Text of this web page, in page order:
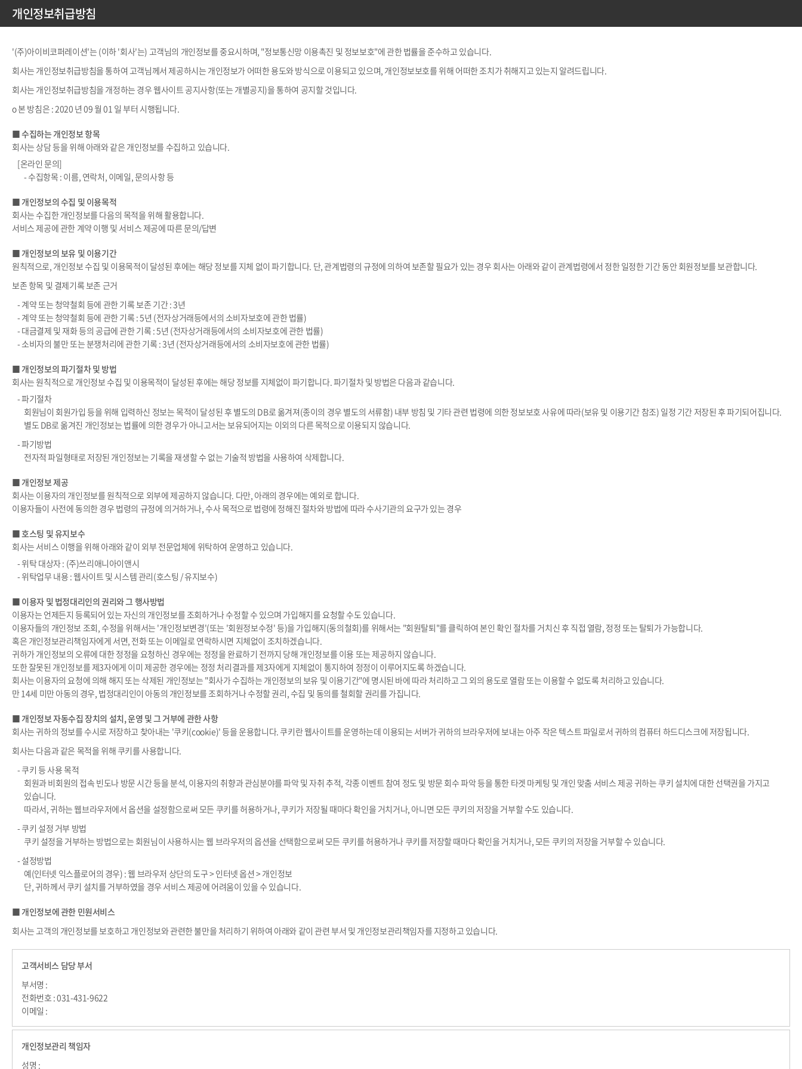
개인정보취급방침
'(주)아이비코퍼레이션'는 (이하 '회사'는) 고객님의 개인정보를 중요시하며, "정보통신망 이용촉진 및 정보보호"에 관한 법률을 준수하고 있습니다.
회사는 개인정보취급방침을 통하여 고객님께서 제공하시는 개인정보가 어떠한 용도와 방식으로 이용되고 있으며, 개인정보보호를 위해 어떠한 조치가 취해지고 있는지 알려드립니다.
회사는 개인정보취급방침을 개정하는 경우 웹사이트 공지사항(또는 개별공지)을 통하여 공지할 것입니다.
ο 본 방침은 : 2020 년 09 월 01 일 부터 시행됩니다.
■ 수집하는 개인정보 항목
회사는 상담 등을 위해 아래와 같은 개인정보를 수집하고 있습니다.
[온라인 문의]
- 수집항목 : 이름, 연락처, 이메일, 문의사항 등
■ 개인정보의 수집 및 이용목적
회사는 수집한 개인정보를 다음의 목적을 위해 활용합니다.
서비스 제공에 관한 계약 이행 및 서비스 제공에 따른 문의/답변
■ 개인정보의 보유 및 이용기간
원칙적으로, 개인정보 수집 및 이용목적이 달성된 후에는 해당 정보를 지체 없이 파기합니다. 단, 관계법령의 규정에 의하여 보존할 필요가 있는 경우 회사는 아래와 같이 관계법령에서 정한 일정한 기간 동안 회원정보를 보관합니다.
보존 항목 및 결제기록 보존 근거
- 계약 또는 청약철회 등에 관한 기록 보존 기간 : 3년
- 계약 또는 청약철회 등에 관한 기록 : 5년 (전자상거래등에서의 소비자보호에 관한 법률)
- 대금결제 및 재화 등의 공급에 관한 기록 : 5년 (전자상거래등에서의 소비자보호에 관한 법률)
- 소비자의 불만 또는 분쟁처리에 관한 기록 : 3년 (전자상거래등에서의 소비자보호에 관한 법률)
■ 개인정보의 파기절차 및 방법
회사는 원칙적으로 개인정보 수집 및 이용목적이 달성된 후에는 해당 정보를 지체없이 파기합니다. 파기절차 및 방법은 다음과 같습니다.
- 파기절차
회원님이 회원가입 등을 위해 입력하신 정보는 목적이 달성된 후 별도의 DB로 옮겨져(종이의 경우 별도의 서류함) 내부 방침 및 기타 관련 법령에 의한 정보보호 사유에 따라(보유 및 이용기간 참조) 일정 기간 저장된 후 파기되어집니다.
별도 DB로 옮겨진 개인정보는 법률에 의한 경우가 아니고서는 보유되어지는 이외의 다른 목적으로 이용되지 않습니다.
- 파기방법
전자적 파일형태로 저장된 개인정보는 기록을 재생할 수 없는 기술적 방법을 사용하여 삭제합니다.
■ 개인정보 제공
회사는 이용자의 개인정보를 원칙적으로 외부에 제공하지 않습니다. 다만, 아래의 경우에는 예외로 합니다.
이용자들이 사전에 동의한 경우 법령의 규정에 의거하거나, 수사 목적으로 법령에 정해진 절차와 방법에 따라 수사기관의 요구가 있는 경우
■ 호스팅 및 유지보수
회사는 서비스 이행을 위해 아래와 같이 외부 전문업체에 위탁하여 운영하고 있습니다.
- 위탁 대상자 : (주)쓰리애니아이앤시
- 위탁업무 내용 : 웹사이트 및 시스템 관리(호스팅 / 유지보수)
■ 이용자 및 법정대리인의 권리와 그 행사방법
이용자는 언제든지 등록되어 있는 자신의 개인정보를 조회하거나 수정할 수 있으며 가입해지를 요청할 수도 있습니다.
이용자들의 개인정보 조회, 수정을 위해서는 '개인정보변경'(또는 '회원정보수정' 등)을 가입해지(동의철회)를 위해서는 "회원탈퇴"를 클릭하여 본인 확인 절차를 거치신 후 직접 열람, 정정 또는 탈퇴가 가능합니다.
혹은 개인정보관리책임자에게 서면, 전화 또는 이메일로 연락하시면 지체없이 조치하겠습니다.
귀하가 개인정보의 오류에 대한 정정을 요청하신 경우에는 정정을 완료하기 전까지 당해 개인정보를 이용 또는 제공하지 않습니다.
또한 잘못된 개인정보를 제3자에게 이미 제공한 경우에는 정정 처리결과를 제3자에게 지체없이 통지하여 정정이 이루어지도록 하겠습니다.
회사는 이용자의 요청에 의해 해지 또는 삭제된 개인정보는 "회사가 수집하는 개인정보의 보유 및 이용기간"에 명시된 바에 따라 처리하고 그 외의 용도로 열람 또는 이용할 수 없도록 처리하고 있습니다.
만 14세 미만 아동의 경우, 법정대리인이 아동의 개인정보를 조회하거나 수정할 권리, 수집 및 동의를 철회할 권리를 가집니다.
■ 개인정보 자동수집 장치의 설치, 운영 및 그 거부에 관한 사항
회사는 귀하의 정보를 수시로 저장하고 찾아내는 '쿠키(cookie)' 등을 운용합니다. 쿠키란 웹사이트를 운영하는데 이용되는 서버가 귀하의 브라우저에 보내는 아주 작은 텍스트 파일로서 귀하의 컴퓨터 하드디스크에 저장됩니다.
회사는 다음과 같은 목적을 위해 쿠키를 사용합니다.
- 쿠키 등 사용 목적
회원과 비회원의 접속 빈도나 방문 시간 등을 분석, 이용자의 취향과 관심분야를 파악 및 자취 추적, 각종 이벤트 참여 정도 및 방문 회수 파악 등을 통한 타겟 마케팅 및 개인 맞춤 서비스 제공 귀하는 쿠키 설치에 대한 선택권을 가지고
있습니다.
따라서, 귀하는 웹브라우저에서 옵션을 설정함으로써 모든 쿠키를 허용하거나, 쿠키가 저장될 때마다 확인을 거치거나, 아니면 모든 쿠키의 저장을 거부할 수도 있습니다.
- 쿠키 설정 거부 방법
쿠키 설정을 거부하는 방법으로는 회원님이 사용하시는 웹 브라우저의 옵션을 선택함으로써 모든 쿠키를 허용하거나 쿠키를 저장할 때마다 확인을 거치거나, 모든 쿠키의 저장을 거부할 수 있습니다.
- 설정방법
예(인터넷 익스플로어의 경우) : 웹 브라우저 상단의 도구 > 인터넷 옵션 > 개인정보
단, 귀하께서 쿠키 설치를 거부하였을 경우 서비스 제공에 어려움이 있을 수 있습니다.
■ 개인정보에 관한 민원서비스
회사는 고객의 개인정보를 보호하고 개인정보와 관련한 불만을 처리하기 위하여 아래와 같이 관련 부서 및 개인정보관리책임자를 지정하고 있습니다.
고객서비스 담당 부서
부서명 :
전화번호 : 031-431-9622
이메일 :
개인정보관리 책임자
성명 :